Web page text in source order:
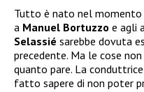
Tutto è nato nel momento
a Manuel Bortuzzo e agli
Selassié sarebbe dovuta
precedente. Ma le cose
quanto pare. La
fatto sapere di non poter